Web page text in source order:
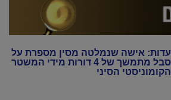
עדות: אישה שנמלטה מסין מספרת על
סבל מתמשך של 4 דורות מידי המשטר
הקומוניסטי הסיני